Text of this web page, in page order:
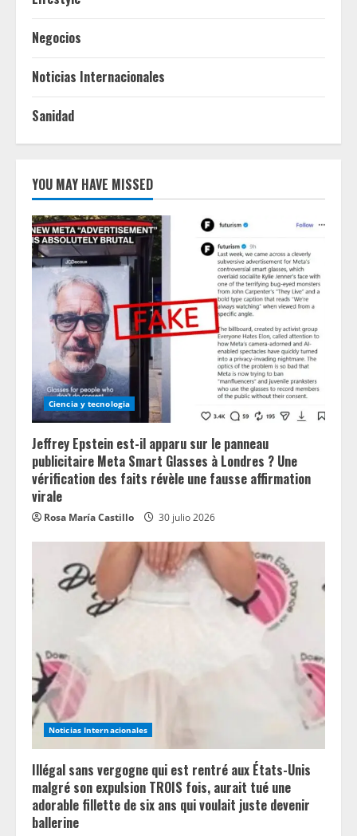
Negocios
Noticias Internacionales
Sanidad
YOU MAY HAVE MISSED
Ciencia y tecnologia
Jeffrey Epstein est-il apparu sur le panneau
publicitaire Meta Smart Glasses à Londres ? Une
vérification des faits révèle une fausse affirmation
virale
Rosa María Castillo 30 julio 2026
Noticias Internacionales
Illégal sans vergogne qui est rentré aux États-Unis
malgré son expulsion TROIS fois, aurait tué une
adorable fillette de six ans qui voulait juste devenir
ballerine